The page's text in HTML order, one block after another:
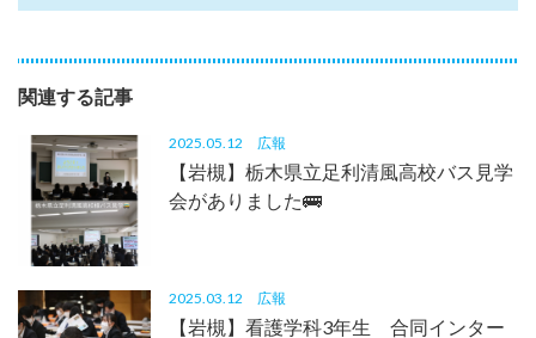
関連する記事
2025.05.12 広報
【岩槻】栃木県立足利清風高校バス見学
会がありました🚌
2025.03.12 広報
【岩槻】看護学科3年生 合同インター